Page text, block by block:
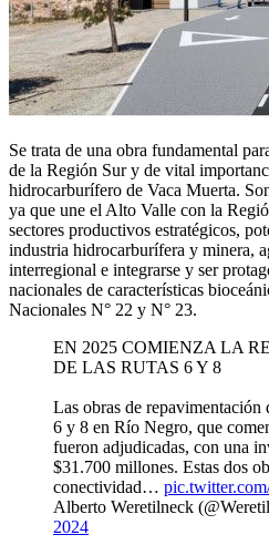
Se trata de una obra fundamental
de la Región Sur y de vital
hidrocarburífero de Vaca Muerta.
ya que une el Alto Valle con la
sectores productivos estratégicos,
industria hidrocarburífera y minera,
interregional e integrarse y ser
nacionales de características
Nacionales N° 22 y N° 23.
EN 2025 COMIENZA LA
DE LAS RUTAS 6 Y 8
Las obras de repavimentación
6 y 8 en Río Negro, que
fueron adjudicadas, con una
$31.700 millones. Estas dos
conectividad…
Alberto Weretilneck
2024